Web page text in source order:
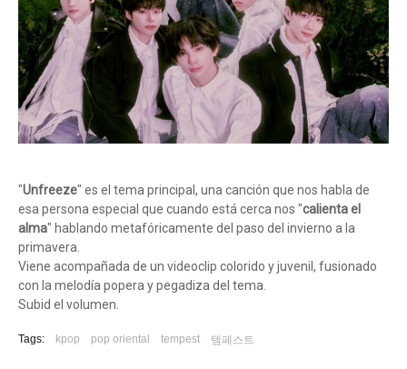
"Unfreeze" es el tema principal, una canción que nos habla de
esa persona especial que cuando está cerca nos "calienta el
alma" hablando metafóricamente del paso del invierno a la
primavera.
Viene acompañada de un videoclip colorido y juvenil, fusionado
con la melodía popera y pegadiza del tema.
Subid el volumen.
Tags: kpop pop oriental tempest 템페스트